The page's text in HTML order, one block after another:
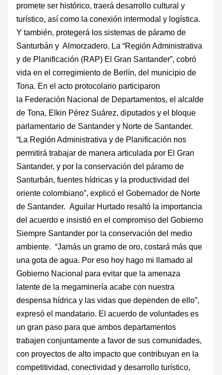
promete ser histórico, traerá desarrollo cultural y
turístico, así como la conexión intermodal y logística.
Y también, protegerá los sistemas de páramo de
Santurbán y Almorzadero. La “Región Administrativa
y de Planificación (RAP) El Gran Santander”, cobró
vida en el corregimiento de Berlín, del municipio de
Tona. En el acto protocolario participaron
la Federación Nacional de Departamentos, el alcalde
de Tona, Elkin Pérez Suárez, diputados y el bloque
parlamentario de Santander y Norte de Santander.
“La Región Administrativa y de Planificación nos
permitirá trabajar de manera articulada por El Gran
Santander, y por la conservación del páramo de
Santurbán, fuentes hídricas y la productividad del
oriente colombiano”, explicó el Gobernador de Norte
de Santander. Aguilar Hurtado resaltó la importancia
del acuerdo e insistió en el compromiso del Gobierno
Siempre Santander por la conservación del medio
ambiente. “Jamás un gramo de oro, costará más que
una gota de agua. Por eso hoy hago mi llamado al
Gobierno Nacional para evitar que la amenaza
latente de la megaminería acabe con nuestra
despensa hídrica y las vidas que dependen de ello”,
expresó el mandatario. El acuerdo de voluntades es
un gran paso para que ambos departamentos
trabajen conjuntamente a favor de sus comunidades,
con proyectos de alto impacto que contribuyan en la
competitividad, conectividad y desarrollo turístico,